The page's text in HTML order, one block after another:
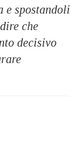
spostandoli
che
decisivo